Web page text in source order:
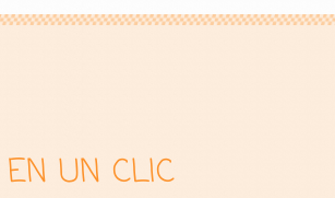
EN UN CLIC